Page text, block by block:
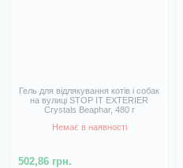
Гель для відлякування котів і собак
на вулиці STOP IT EXTERIER
Crystals Beaphar, 480 г
Немає в наявності
502,86 грн.